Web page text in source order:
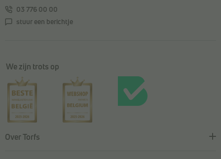
03 776 00 00
stuur een berichtje
We zijn trots op
Over Torfs